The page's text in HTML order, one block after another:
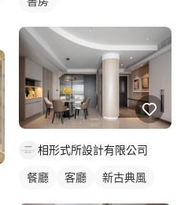
相形式所設計有限公司
餐廳 客廳 新古典風